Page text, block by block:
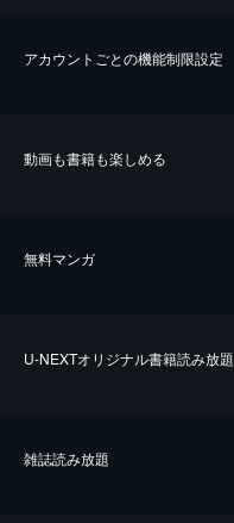
アカウントごとの機能制限設定
動画も書籍も楽しめる
無料マンガ
U-NEXTオリジナル書籍読み放題
雑誌読み放題